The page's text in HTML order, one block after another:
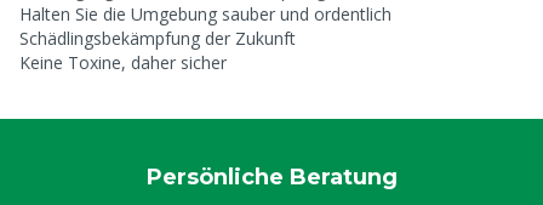
Halten Sie die Umgebung sauber und ordentlich
Schädlingsbekämpfung der Zukunft
Keine Toxine, daher sicher
Persönliche Beratung